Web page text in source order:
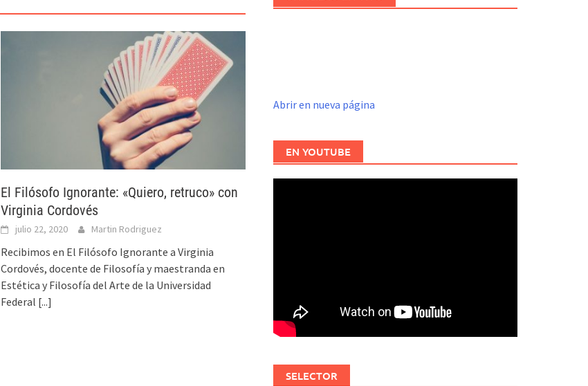
El Filósofo Ignorante: «Quiero, retruco» con
Virginia Cordovés
julio 22, 2020 Martin Rodriguez
Recibimos en El Filósofo Ignorante a Virginia
Cordovés, docente de Filosofía y maestranda en
Estética y Filosofía del Arte de la Universidad
Federal [...]
Abrir en nueva página
EN YOUTUBE
SELECTOR